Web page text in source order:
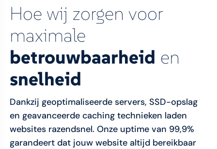
Hoe wij zorgen voor
maximale
betrouwbaarheid en
snelheid
Dankzij geoptimaliseerde servers, SSD-opslag
en geavanceerde caching technieken laden
websites razendsnel. Onze uptime van 99,9%
garandeert dat jouw website altijd bereikbaar